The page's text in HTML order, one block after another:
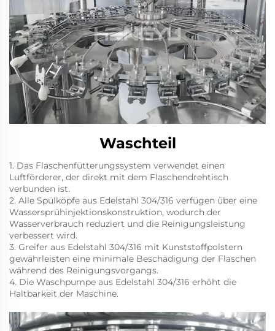
Waschteil
1. Das Flaschenfütterungssystem verwendet einen
Luftförderer, der direkt mit dem Flaschendrehtisch
verbunden ist.
2. Alle Spülköpfe aus Edelstahl 304/316 verfügen über eine
Wassersprühinjektionskonstruktion, wodurch der
Wasserverbrauch reduziert und die Reinigungsleistung
verbessert wird.
3. Greifer aus Edelstahl 304/316 mit Kunststoffpolstern
gewährleisten eine minimale Beschädigung der Flaschen
während des Reinigungsvorgangs.
4. Die Waschpumpe aus Edelstahl 304/316 erhöht die
Haltbarkeit der Maschine.